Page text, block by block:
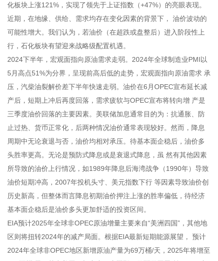
化板块上涨121%，实现了领先于上证指数（+47%）的亮眼表现。
近期，在地缘、供给、需求均存在变化因素的背景下， 油价波动的
可能性增大。我们认为，若油价（在超跌或盘整后）进入阶段性上
行，石化板块有望迎来战略级配置机遇。
2024下半年，宏观面指向原油需求走弱。2024年全球制造业PMI以
5月高点51%为分界，呈现前高后低的走势，宏观面指向原油需求 承
压，汽柴油裂解价差下半年快速走弱。油价在6月OPEC宣布延长减
产后，短期上冲后再度回落，需求疲软与OPEC宣布将转向增 产是
三季度油价回落的主要因素。美联储加息通常目的为：抗通胀、防
止过热、货币正常化，后两种情况油价通常表现较好。然而，降息
周期中无论衰退与否，油价均相对承压。待基本面企稳后，油价多
头胜率更高。无论是预防式降息或是衰退式降息，虽 然有其他因素
所导致的油价上行情况，如1989年降息后海湾战争（1990年）导致
油价短期冲高，2007年投机头寸、美元指数下行 等因素导致油价创
历史新高，但整体而言降息初期油价押注上涨的胜率偏低，待经济
基本面企稳后是油价多头更加舒适的投资区间。
EIA预计2025年全球非OPEC原油增量主要来自“美洲四国”，其他地
区则将扭转2024年的减产局面。根据EIA最新短期能源展望， 预计
2024年全球非OPEC地区新增原油产量为69万桶/天，2025年将增至